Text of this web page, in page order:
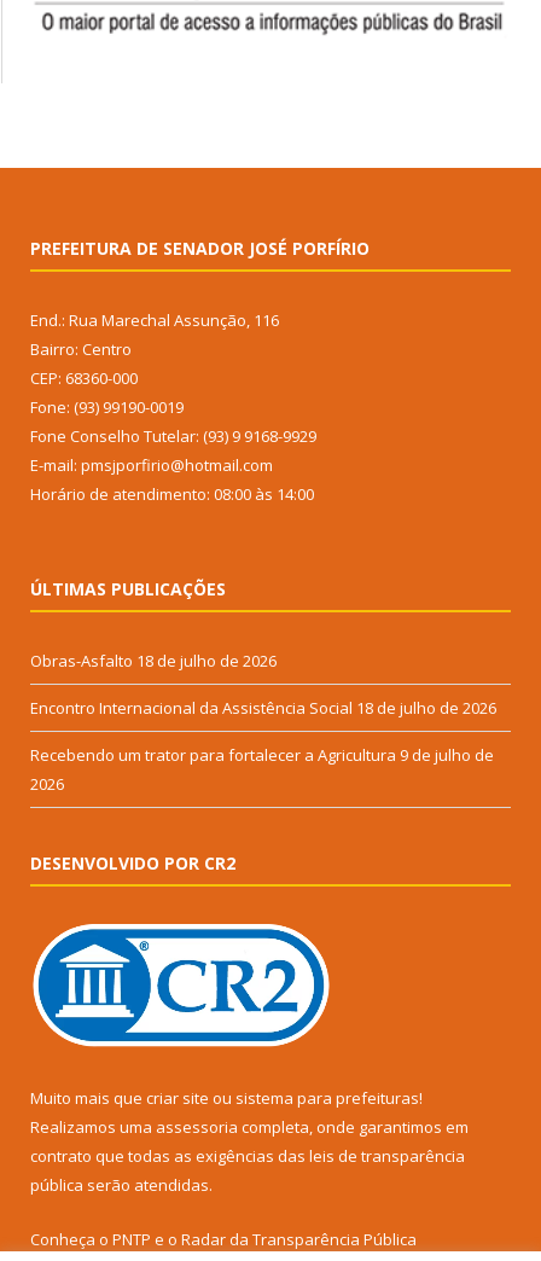
PREFEITURA DE SENADOR JOSÉ PORFÍRIO
End.: Rua Marechal Assunção, 116
Bairro: Centro
CEP: 68360-000
Fone: (93) 99190-0019
Fone Conselho Tutelar: (93) 9 9168-9929
E-mail: pmsjporfirio@hotmail.com
Horário de atendimento: 08:00 às 14:00
ÚLTIMAS PUBLICAÇÕES
Obras-Asfalto 18 de julho de 2026
Encontro Internacional da Assistência Social 18 de julho de 2026
Recebendo um trator para fortalecer a Agricultura 9 de julho de
2026
DESENVOLVIDO POR CR2
Muito mais que criar site ou sistema para prefeituras!
Realizamos uma assessoria completa, onde garantimos em
contrato que todas as exigências das leis de transparência
pública serão atendidas.
Conheça o PNTP e o Radar da Transparência Pública